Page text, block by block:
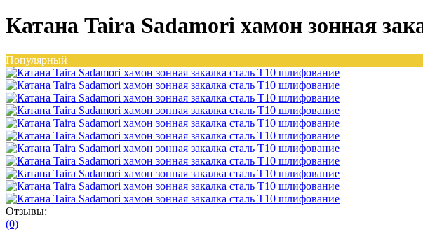
Катана Taira Sadamori хамон зонная
Популярный
Отзывы:
(0)